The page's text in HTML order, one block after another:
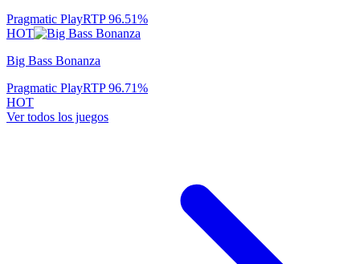
Pragmatic PlayRTP96.51%
HOT
Big Bass Bonanza
Pragmatic PlayRTP96.71%
HOT
Ver todos los juegos